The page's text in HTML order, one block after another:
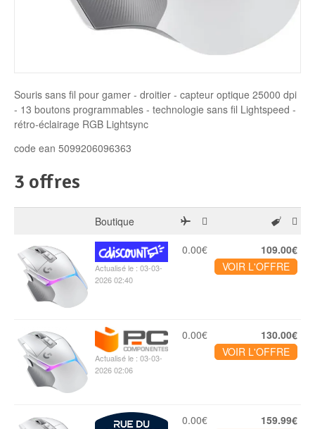
Souris sans fil pour gamer - droitier - capteur optique 25000 dpi
- 13 boutons programmables - technologie sans fil Lightspeed -
rétro-éclairage RGB Lightsync
code ean 5099206096363
3 offres
Boutique
Actualisé le : 03-03-
2026 02:40
0.00€
109.00€
VOIR L'OFFRE
Actualisé le : 03-03-
2026 02:06
0.00€
130.00€
VOIR L'OFFRE
0.00€
159.99€